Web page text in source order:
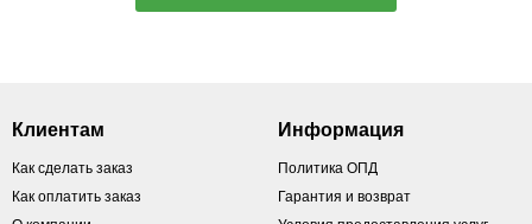
Клиентам
Как сделать заказ
Как оплатить заказ
Информация
Политика ОПД
Гарантия и возврат